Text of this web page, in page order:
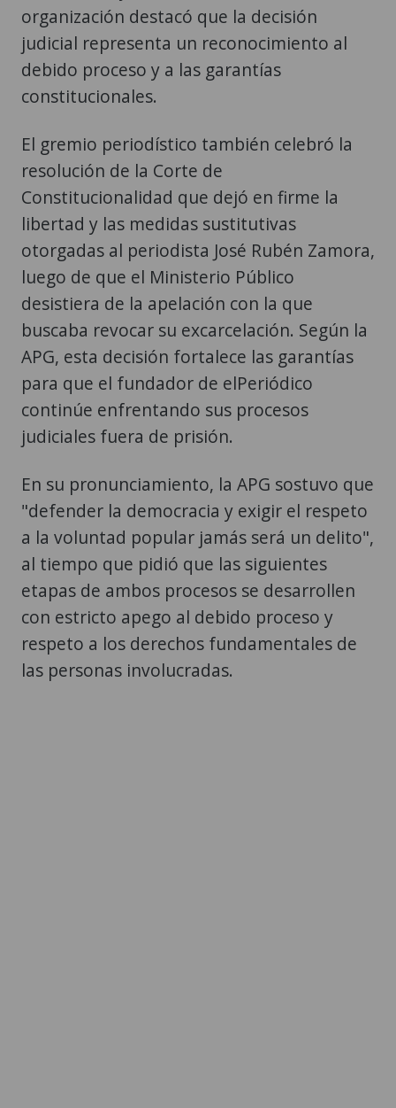
organización destacó que la decisión
judicial representa un reconocimiento al
debido proceso y a las garantías
constitucionales.
El gremio periodístico también celebró la
resolución de la Corte de
Constitucionalidad que dejó en firme la
libertad y las medidas sustitutivas
otorgadas al periodista José Rubén Zamora,
luego de que el Ministerio Público
desistiera de la apelación con la que
buscaba revocar su excarcelación. Según la
APG, esta decisión fortalece las garantías
para que el fundador de elPeriódico
continúe enfrentando sus procesos
judiciales fuera de prisión.
En su pronunciamiento, la APG sostuvo que
"defender la democracia y exigir el respeto
a la voluntad popular jamás será un delito",
al tiempo que pidió que las siguientes
etapas de ambos procesos se desarrollen
con estricto apego al debido proceso y
respeto a los derechos fundamentales de
las personas involucradas.